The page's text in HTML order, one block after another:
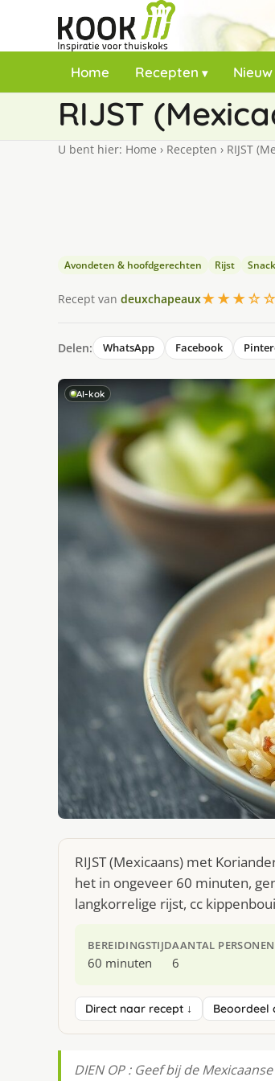
Home Recepten Nieuw
RIJST
U bent hier: Home › Recepten › RIJST
Avondeten & hoofdgerechten Rijst
Recept van deuxchapeaux★★★☆☆
Delen: WhatsApp Facebook
AI-kok
RIJST (Mexicaans) met
het in ongeveer 60 minuten,
langkorrelige rijst, cc
BEREIDINGSTIJD
60 minuten
AANTAL PERSONEN
6
Direct naar recept ↓
DIEN OP : Geef bij de